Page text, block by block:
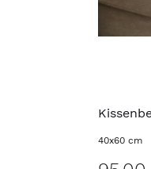
40x60 cm